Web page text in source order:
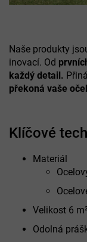
Naše produkty
inovací. Od
každý detail.
překoná vaše
Klíčové
Materiál
Velikost 6
Odolná